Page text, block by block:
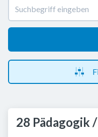
28 Pädagogik